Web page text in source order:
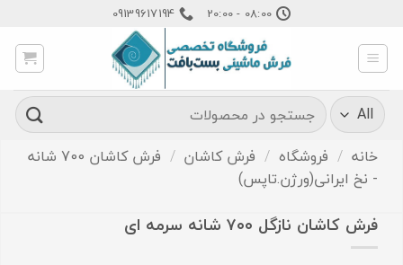
content
08:00 - 20:00
09139617194
جستجو
برای:
خانه / فروشگاه / فرش کاشان /
فرش کاشان 700 شانه
- نخ ایرانی(ورژن.تاپس)
فرش کاشان نازگل ۷۰۰ شانه سرمه ای